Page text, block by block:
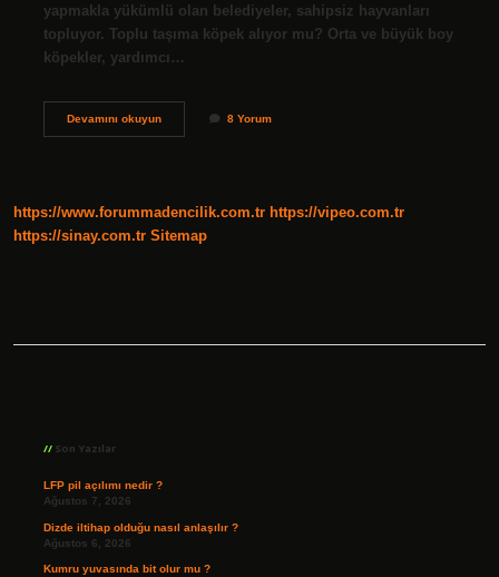
yapmakla yükümlü olan belediyeler, sahipsiz hayvanları
topluyor. Toplu taşıma köpek alıyor mu? Orta ve büyük boy
köpekler, yardımcı…
Devamını okuyunBelediye
8 Yorum
https://www.forummadencilik.com.tr https://vipeo.com.tr
https://sinay.com.tr Sitemap
Son Yazılar
LFP pil açılımı nedir ?
Ağustos 7, 2026
Dizde iltihap olduğu nasıl anlaşılır ?
Ağustos 6, 2026
Kumru yuvasında bit olur mu ?